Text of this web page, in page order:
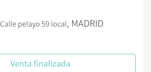
Calle pelayo 59 local, MADRID
Venta finalizada